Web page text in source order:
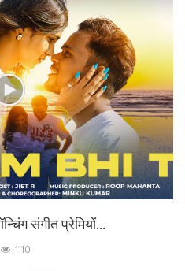
संगीत प्रेमियों...
1110